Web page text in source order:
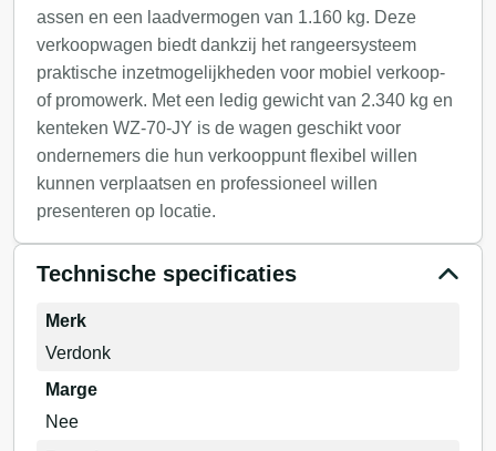
assen en een laadvermogen van 1.160 kg. Deze
verkoopwagen biedt dankzij het rangeersysteem
praktische inzetmogelijkheden voor mobiel verkoop-
of promowerk. Met een ledig gewicht van 2.340 kg en
kenteken WZ-70-JY is de wagen geschikt voor
ondernemers die hun verkooppunt flexibel willen
kunnen verplaatsen en professioneel willen
presenteren op locatie.
Technische specificaties
Merk
Verdonk
Marge
Nee